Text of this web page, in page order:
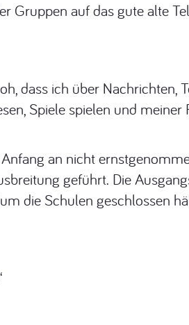
Gruppen auf das gute alte
dass ich über Nachrichten,
Spiele spielen und meiner
an nicht
geführt. Die
die Schulen geschlossen